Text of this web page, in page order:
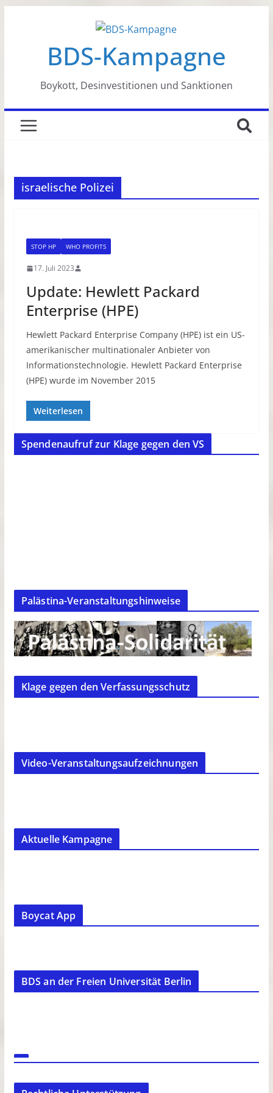
BDS-Kampagne
Boykott, Desinvestitionen und Sanktionen
israelische Polizei
STOP HP WHO PROFITS
17. Juli 2023
Update: Hewlett Packard
Enterprise (HPE)
Hewlett Packard Enterprise Company (HPE) ist ein US-
amerikanischer multinationaler Anbieter von
Informationstechnologie. Hewlett Packard Enterprise
(HPE) wurde im November 2015
Weiterlesen
Spendenaufruf zur Klage gegen den VS
Palästina-Veranstaltungshinweise
Klage gegen den Verfassungsschutz
Video-Veranstaltungsaufzeichnungen
Aktuelle Kampagne
Boycat App
BDS an der Freien Universität Berlin